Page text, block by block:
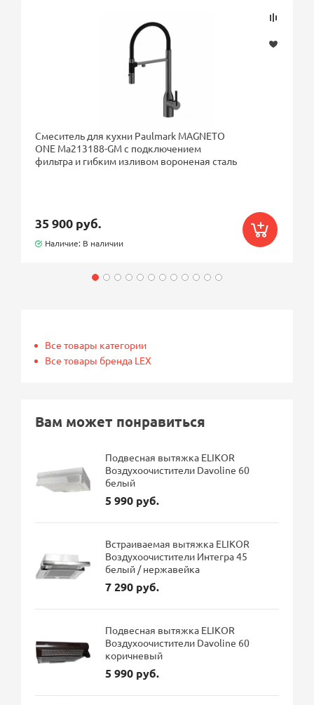
Смеситель для кухни Paulmark MAGNETO
ONE Ma213188-GM с подключением
фильтра и гибким изливом вороненая сталь
35 900 руб.
Наличие: В наличии
Все товары категории
Все товары бренда LEX
Вам может понравиться
Подвесная вытяжка ELIKOR
Воздухоочистители Davoline 60
белый
5 990 руб.
Встраиваемая вытяжка ELIKOR
Воздухоочистители Интегра 45
белый / нержавейка
7 290 руб.
Подвесная вытяжка ELIKOR
Воздухоочистители Davoline 60
коричневый
5 990 руб.